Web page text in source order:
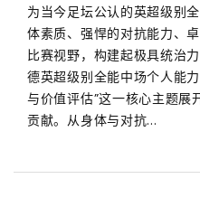
为当今足坛公认的英超级别
体素质、强悍的对抗能力、
比赛视野，构建起极具统治
德英超级别全能中场个人能
与价值评估”这一核心主题展
贡献。从身体与对抗...